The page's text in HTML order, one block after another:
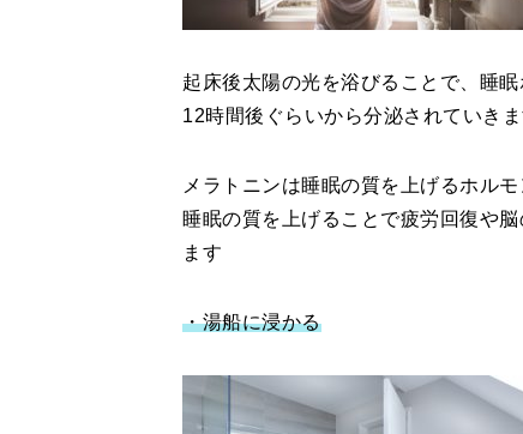
起床後太陽の光を浴びることで、睡
12時間後ぐらいから分泌されていき
メラトニンは睡眠の質を上げるホルモ
睡眠の質を上げることで疲労回復や
ます
・湯船に浸かる